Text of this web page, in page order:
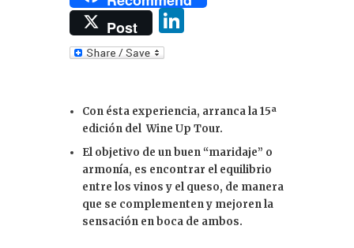
Post
dI
n
Con ésta experiencia, arranca la 15ª
edición del Wine Up Tour.
El objetivo de un buen “maridaje” o
armonía, es encontrar el equilibrio
entre los vinos y el queso, de manera
que se complementen y mejoren la
sensación en boca de ambos.